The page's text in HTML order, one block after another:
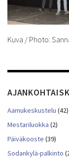
Kuva / Photo:
Aamukeskustelu (42)
Mestariluokka (2)
Päiväkooste (39)
Sodankylä-palkinto